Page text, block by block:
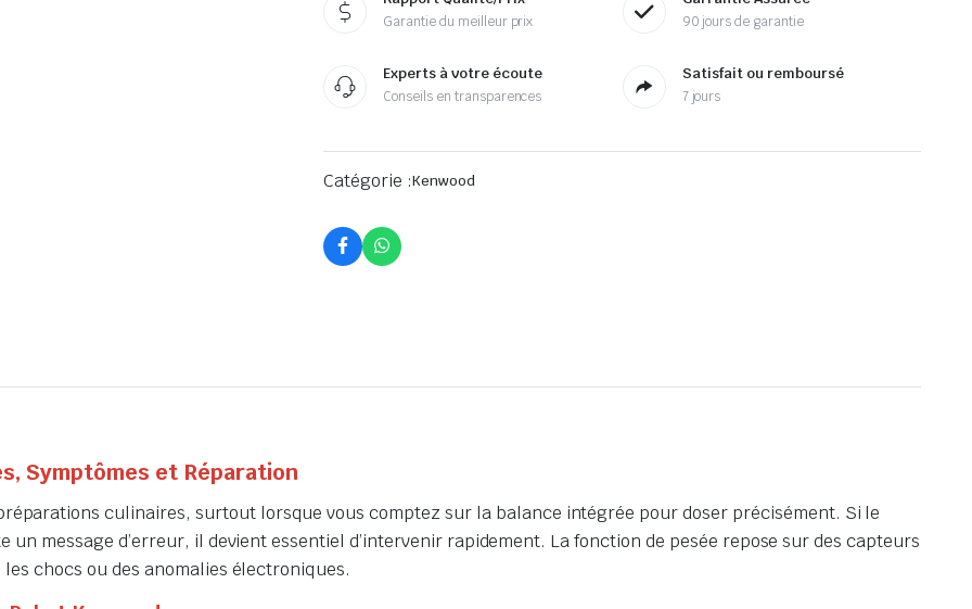
Garantie du meilleur prix 90 jours de garantie
Experts à votre écoute
Conseils en transparences
Satisfait ou remboursé
7 jours
Catégorie :Kenwood
Symptômes et Réparation
culinaires, surtout lorsque vous comptez sur la balance intégrée pour doser précisément. Si le
un message d’erreur, il devient essentiel d’intervenir rapidement. La fonction de pesée repose sur des capteurs
chocs ou des anomalies électroniques.